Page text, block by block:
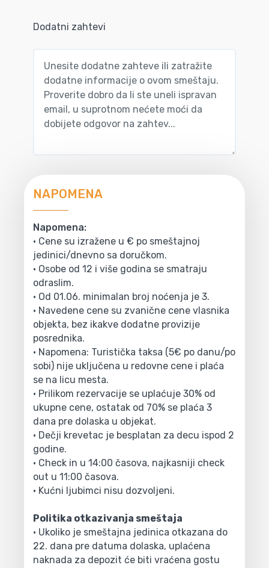
Dodatni zahtevi
NAPOMENA
Napomena:
• Cene su izražene u € po smeštajnoj
jedinici/dnevno sa doručkom.
• Osobe od 12 i više godina se smatraju
odraslim.
• Od 01.06. minimalan broj noćenja je 3.
• Navedene cene su zvanične cene vlasnika
objekta, bez ikakve dodatne provizije
posrednika.
• Napomena: Turistička taksa (5€ po danu/po
sobi) nije uključena u redovne cene i plaća
se na licu mesta.
• Prilikom rezervacije se uplaćuje 30% od
ukupne cene, ostatak od 70% se plaća 3
dana pre dolaska u objekat.
• Dečji krevetac je besplatan za decu ispod 2
godine.
• Check in u 14:00 časova, najkasniji check
out u 11:00 časova.
• Kućni ljubimci nisu dozvoljeni.
Politika otkazivanja smeštaja
• Ukoliko je smeštajna jedinica otkazana do
22. dana pre datuma dolaska, uplaćena
naknada za depozit će biti vraćena gostu